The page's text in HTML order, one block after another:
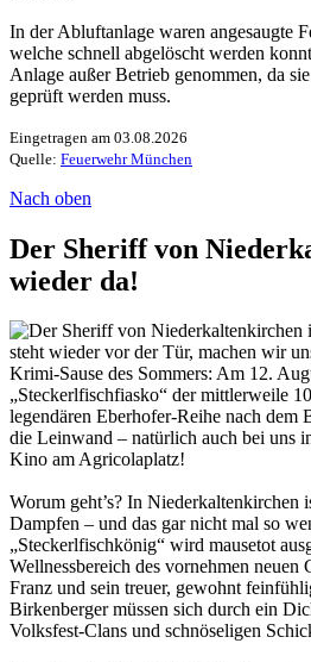
In der Abluftanlage waren angesaugte
welche schnell abgelöscht werden
Anlage außer Betrieb genommen, da
geprüft werden muss.
Eingetragen am 03.08.2026
Quelle: Feuerwehr München
Nach oben
Der Sheriff von
wieder da!
steht wieder vor der Tür, machen wir
Krimi-Sause des Sommers: Am 12.
„Steckerlfischfiasko“ der mittlerweile
legendären Eberhofer-Reihe nach dem
die Leinwand – natürlich auch bei uns
Kino am Agricolaplatz!
Worum geht’s? In Niederkaltenkirchen
Dampfen – und das gar nicht mal so
„Steckerlfischkönig“ wird mausetot
Wellnessbereich des vornehmen neuen
Franz und sein treuer, gewohnt
Birkenberger müssen sich durch ein
Volksfest-Clans und schnöseligen